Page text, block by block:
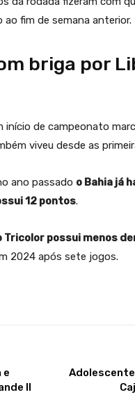
ao fim de semana anterior.
briga por
início de campeonato
viveu desde as
ano passado o Bahia já
12 pontos.
Tricolor possui menos
2024 após sete jogos.
e
II